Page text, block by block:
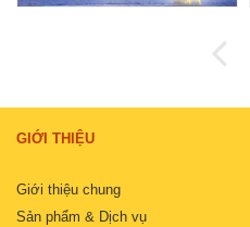
GIỚI THIỆU
Giới thiệu chung
Sản phẩm & Dịch vụ